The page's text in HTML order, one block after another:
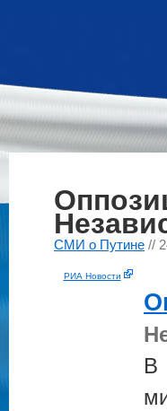
СМИ о Путине //
РИА Новости
В